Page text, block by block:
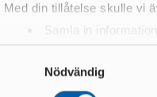
Med din tillåtelse skulle vi
Samla in
Ta reda på mer om hur
eller dra tillbaka ditt
Nödvändig